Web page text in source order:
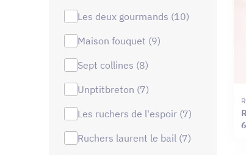
les deux gourmands (10)
maison fouquet (9)
sept collines (8)
unptitbreton (7)
les ruchers de l'espoir (7)
ruchers laurent le bail (7)